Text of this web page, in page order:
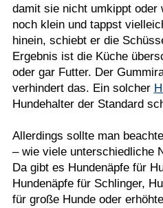
damit sie nicht umkippt oder
noch klein und tappst
hinein, schiebt er die
Ergebnis ist die Küche
oder gar Futter. Der
verhindert das. Ein solcher
Hundehalter der Standard
Allerdings sollte man
– wie viele unterschiedliche
Da gibt es Hundenäpfe für
Hundenäpfe für Schlinger,
für große Hunde oder